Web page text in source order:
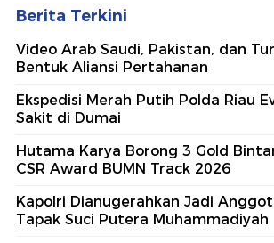
Berita Terkini
Video Arab Saudi, Pakistan, dan
Bentuk Aliansi Pertahanan
Ekspedisi Merah Putih Polda Riau
Sakit di Dumai
Hutama Karya Borong 3 Gold
CSR Award BUMN Track 2026
Kapolri Dianugerahkan Jadi
Tapak Suci Putera Muhammadiyah